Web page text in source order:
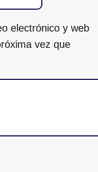
electrónico y web
vez que